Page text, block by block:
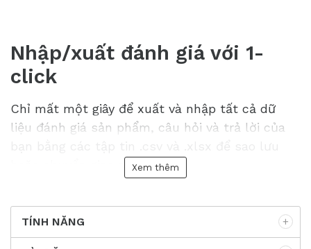
Nhập/xuất đánh giá với 1-
click
Chỉ mất một giây để xuất và nhập tất cả dữ
liệu đánh giá sản phẩm, câu hỏi và trả lời của
hoặc chuyển giao mục đích.
Xem thêm
TÍNH NĂNG